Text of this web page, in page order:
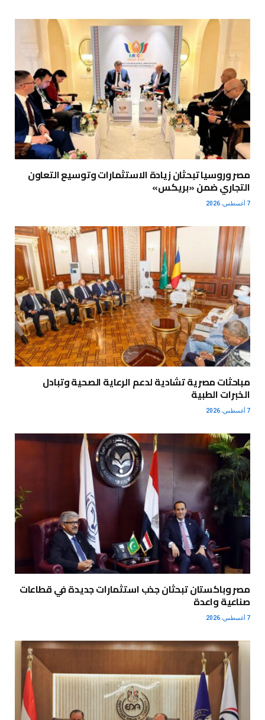
مصر وروسيا تبحثان زيادة الاستثمارات وتوسيع التعاون
التجاري ضمن «بريكس»
7 أغسطس، 2026
مباحثات مصرية تشادية لدعم الرعاية الصحية وتبادل
الخبرات الطبية
7 أغسطس، 2026
مصر وباكستان تبحثان جذب استثمارات جديدة في قطاعات
صناعية واعدة
7 أغسطس، 2026